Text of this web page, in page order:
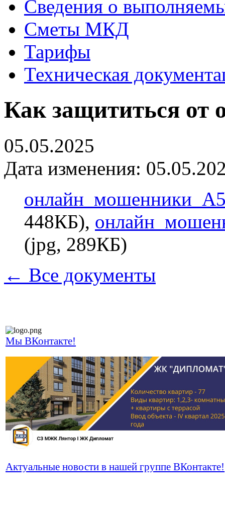
Сведения о
Сметы МКД
Тарифы
Техническая
Как защититься от
05.05.2025
Дата изменения:
448КБ),
(jpg, 289КБ)
← Все документы
Мы ВКонтакте!
Актуальные новости в нашей группе ВКонтакте!